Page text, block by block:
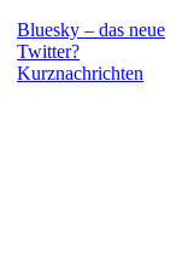
Bluesky – das neue
Twitter?
Kurznachrichten